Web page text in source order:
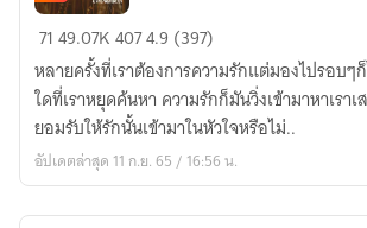
ไร่
ตะวัน
(รี
ไรท์)
7149.07K4074.9 (397)
หลายครั้งที่เราต้องการความรักแต่มองไปรอบๆ
ใดที่เราหยุดค้นหา ความรักก็มันวิ่งเข้ามาหาเราเ
ยอมรับให้รักนั้นเข้ามาในหัวใจหรือไม่..
อัปเดตล่าสุด 11 ก.ย. 65 / 16:56 น.